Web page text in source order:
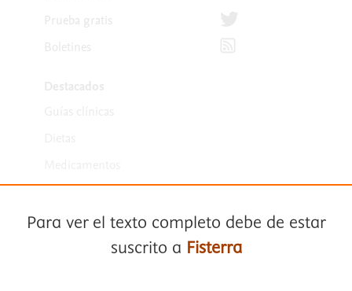
Prueba gratis
Boletines
Para ver el texto completo debe de estar
suscrito a Fisterra